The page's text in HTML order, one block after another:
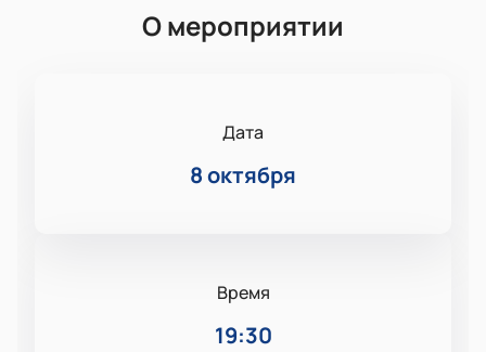
О мероприятии
Дата
8 октября
Время
19:30